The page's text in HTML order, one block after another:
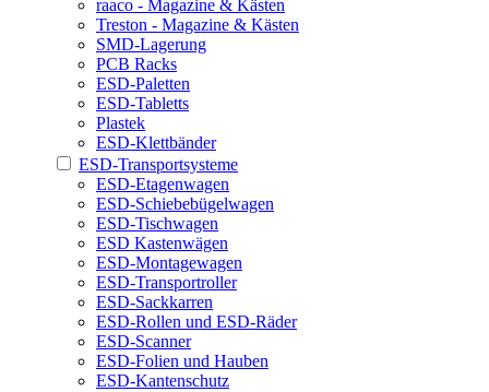
raaco - Magazine & Kästen
Treston - Magazine & Kästen
SMD-Lagerung
PCB Racks
ESD-Paletten
ESD-Tabletts
Plastek
ESD-Klettbänder
ESD-Transportsysteme
ESD-Etagenwagen
ESD-Schiebebügelwagen
ESD-Tischwagen
ESD Kastenwägen
ESD-Montagewagen
ESD-Transportroller
ESD-Sackkarren
ESD-Rollen und ESD-Räder
ESD-Scanner
ESD-Folien und Hauben
ESD-Kantenschutz